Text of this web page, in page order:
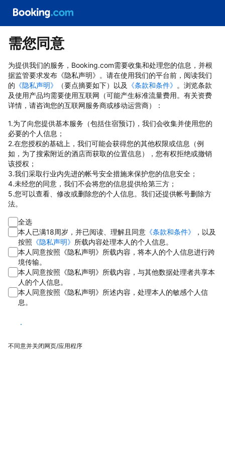
需您同意
为提供我们的服务，Booking.com需要收集和处理您的信息，并根
据监管要求发布《隐私声明》。请在使用我们的平台前，阅读我们
的 《隐私声明》 （要点摘要如下）以及 《条款和条件》 。浏览条款
及使用产品均需要使用互联网（可能产生标准流量费用。有关资费
详情，请咨询您的互联网服务商或移动运营商）：
1.为了向您提供基本服务（包括住宿预订)，我们会收集并使用您的
必要的个人信息；
2.在您授权的基础上，我们可能会获得您的其他权限或信息（例
如，为了搜索附近的酒店而获取的位置信息），您有权拒绝或撤销
该授权；
3.我们采取行业内先进的帐号安全措施来保护您的信息安全；
4.未经您的同意，我们不会将您的信息提供给第三方；
5.您可以查看、修改或删除您的个人信息。我们还提供帐号删除方
法。
全选
本人已满18周岁，并已阅读、理解且同意 《条款和条件》
，以及
按照 《隐私声明》 所载内容处理本人的个人信息。
本人同意按照《隐私声明》所载内容，将本人的个人信息进行跨
境传输。
本人同意按照《隐私声明》所载内容，与其他数据处理者共享本
人的个人信息。
本人同意按照《隐私声明》所述内容，处理本人的敏感个人信
息。
同意
不同意并关闭网页/应用程序